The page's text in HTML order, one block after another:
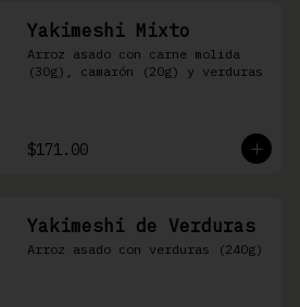
Yakimeshi Mixto
Arroz asado con carne molida
(30g), camarón (20g) y verduras
$171.00
Yakimeshi de Verduras
Arroz asado con verduras (240g)